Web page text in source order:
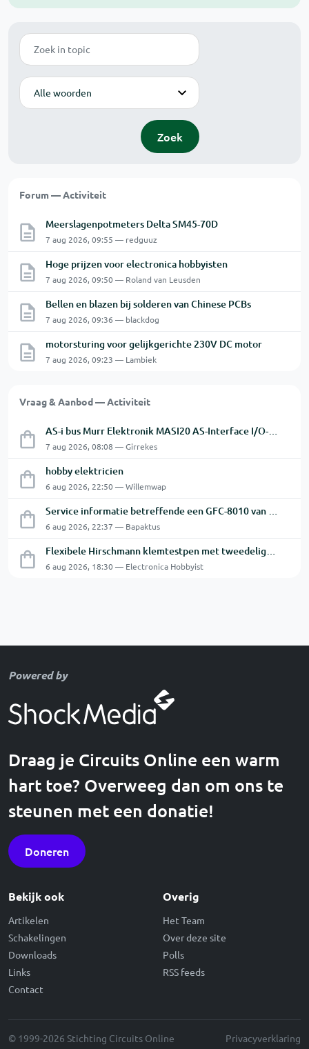
Zoek
Modus
Zoek
Forum — Activiteit
Meerslagenpotmeters Delta SM45-70D
7 aug 2026, 09:55 — redguuz
Hoge prijzen voor electronica hobbyisten
7 aug 2026, 09:50 — Roland van Leusden
Bellen en blazen bij solderen van Chinese PCBs
7 aug 2026, 09:36 — blackdog
motorsturing voor gelijkgerichte 230V DC motor
7 aug 2026, 09:23 — Lambiek
Vraag & Aanbod — Activiteit
AS-i bus Murr Elektronik MASI20 AS-Interface I/O-module 56440
7 aug 2026, 08:08 — Girrekes
hobby elektricien
6 aug 2026, 22:50 — Willemwap
Service informatie betreffende een GFC-8010 van GW
6 aug 2026, 22:37 — Bapaktus
Flexibele Hirschmann klemtestpen met tweedelige klem.
6 aug 2026, 18:30 — Electronica Hobbyist
Powered by
Draag je Circuits Online een warm
hart toe? Overweeg dan om ons te
steunen met een donatie!
Doneren
Bekijk ook
Artikelen
Schakelingen
Downloads
Links
Contact
Overig
Het Team
Over deze site
Polls
RSS feeds
© 1999-2026 Stichting Circuits Online Privacyverklaring